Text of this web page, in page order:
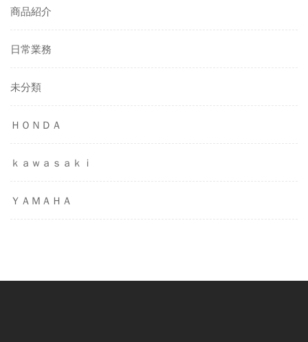
商品紹介
日常業務
未分類
ＨＯＮＤＡ
ｋａｗａｓａｋｉ
ＹＡＭＡＨＡ